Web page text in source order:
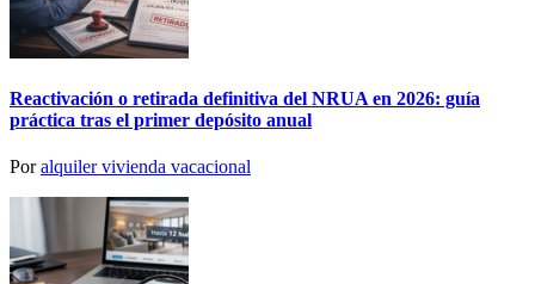
Reactivación o retirada definitiva del NRUA en 2026: guía
práctica tras el primer depósito anual
Poralquiler vivienda vacacional